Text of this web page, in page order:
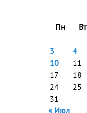
Пн
Вт
3
4
10
11
17
18
24
25
31
« Июл